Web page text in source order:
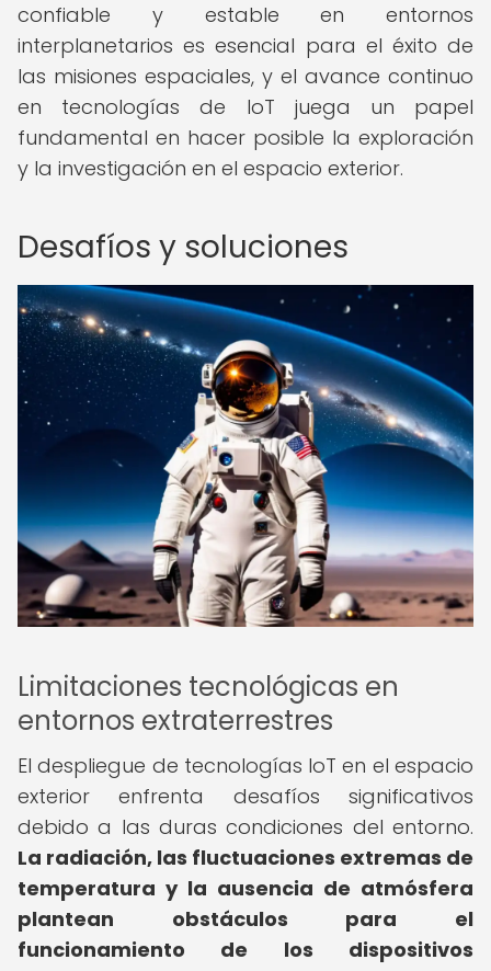
confiable y estable en entornos
interplanetarios es esencial para el éxito de
las misiones espaciales, y el avance continuo
en tecnologías de IoT juega un papel
fundamental en hacer posible la exploración
y la investigación en el espacio exterior.
Desafíos y soluciones
Limitaciones tecnológicas en
entornos extraterrestres
El despliegue de tecnologías IoT en el espacio
exterior enfrenta desafíos significativos
debido a las duras condiciones del entorno.
La radiación, las fluctuaciones extremas de
temperatura y la ausencia de atmósfera
plantean obstáculos para el
funcionamiento de los dispositivos